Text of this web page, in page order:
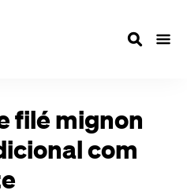
filé mignon
com